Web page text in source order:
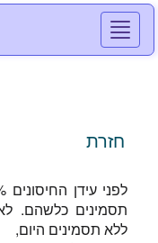
חזרת
תסמינים כלשהם.
ללא תסמינים היום,